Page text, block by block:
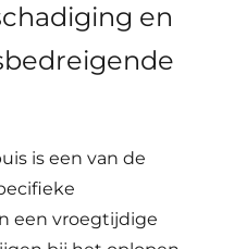
en
is een van de
een vroegtijdige